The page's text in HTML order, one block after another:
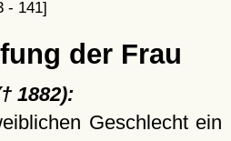
- 141]
der Frau
1882):
Geschlecht ein